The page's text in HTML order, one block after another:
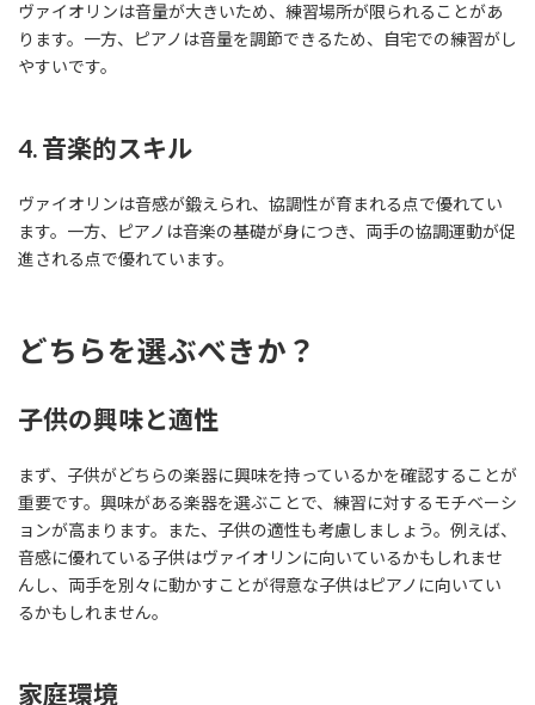
ヴァイオリンは音量が大きいため、練習場所が限られることがあ
ります。一方、ピアノは音量を調節できるため、自宅での練習がし
やすいです。
4. 音楽的スキル
ヴァイオリンは音感が鍛えられ、協調性が育まれる点で優れてい
ます。一方、ピアノは音楽の基礎が身につき、両手の協調運動が促
進される点で優れています。
どちらを選ぶべきか？
子供の興味と適性
まず、子供がどちらの楽器に興味を持っているかを確認することが
重要です。興味がある楽器を選ぶことで、練習に対するモチベーシ
ョンが高まります。また、子供の適性も考慮しましょう。例えば、
音感に優れている子供はヴァイオリンに向いているかもしれませ
んし、両手を別々に動かすことが得意な子供はピアノに向いてい
るかもしれません。
家庭環境